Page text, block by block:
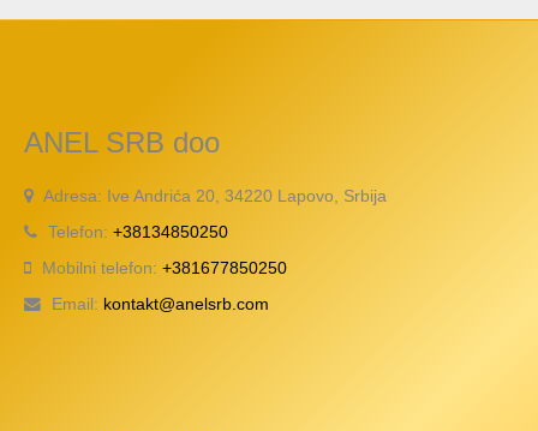
ANEL SRB doo
Adresa: Ive Andrića 20, 34220 Lapovo, Srbija
Telefon: +38134850250
Mobilni telefon: +381677850250
Email: kontakt@anelsrb.com